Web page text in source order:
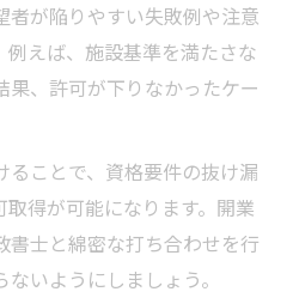
者が陥りやすい失敗例や注意
えば、施設基準を満たさな
果、許可が下りなかったケー
ことで、資格要件の抜け漏
得が可能になります。開業
書士と綿密な打ち合わせを行
いようにしましょう。